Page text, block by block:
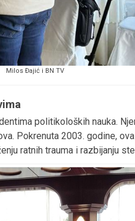
Milos Đajić i BN TV
politikoloških nauka.
Pokrenuta 2003. godine,
ratnih trauma i razbijanju